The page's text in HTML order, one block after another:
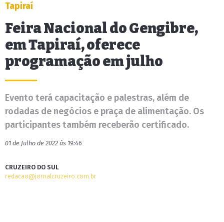
Tapiraí
Feira Nacional do Gengibre,
em Tapiraí, oferece
programação em julho
Evento terá capacitação e palestras, além de
rodadas de negócios e praça de alimentação. Os
participantes também receberão certificado.
01 de Julho de 2022 às 19:46
CRUZEIRO DO SUL
redacao@jornalcruzeiro.com.br